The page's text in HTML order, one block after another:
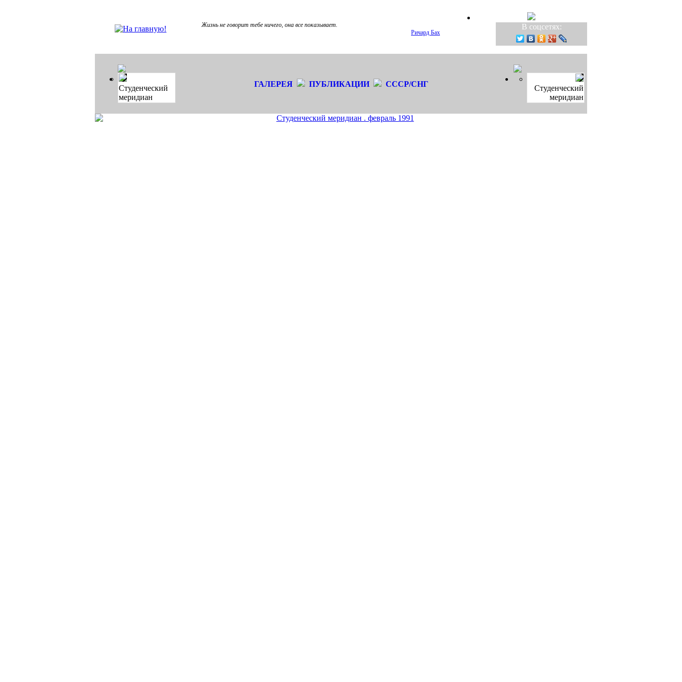
Жизнь не говорит тебе ничего, она все показывает.
Ричард Бах
В соцсетях:
Студенческий
меридиан
ГАЛЕРЕЯ ПУБЛИКАЦИИ СССР/СНГ
Студенческий
меридиан